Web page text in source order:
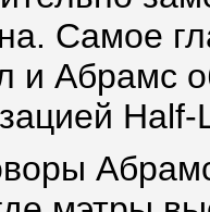
Самое
и Абрамс
Half-